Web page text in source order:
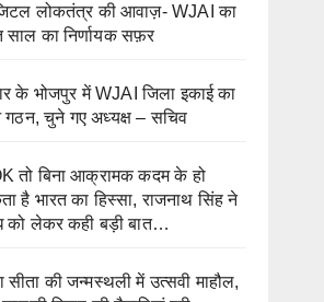
लोकतंत्र की आवाज़- WJAI का
साल का निर्णायक सफ़र
के भोजपुर में WJAI जिला इकाई का
चुने गए अध्यक्ष – सचिव
तो बिना आक्रामक कदम के हो
है भारत का हिस्सा, राजनाथ सिंह ने
को लेकर कही बड़ी बात…
सीता की जन्मस्थली में उत्सवी माहौल,